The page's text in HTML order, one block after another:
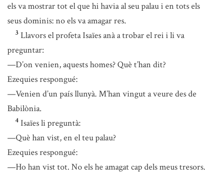
els va mostrar tot el que hi havia al seu palau i en tots els
seus dominis: no els va amagar res.
3 Llavors el profeta Isaïes anà a trobar el rei i li va
preguntar:
—D’on venien, aquests homes? Què t’han dit?
Ezequies respongué:
—Venien d’un país llunyà. M’han vingut a veure des de
Babilònia.
4 Isaïes li preguntà:
—Què han vist, en el teu palau?
Ezequies respongué:
—Ho han vist tot. No els he amagat cap dels meus tresors.